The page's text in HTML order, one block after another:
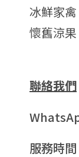
冰鮮家禽
懷舊涼果
聯絡我們
服務時